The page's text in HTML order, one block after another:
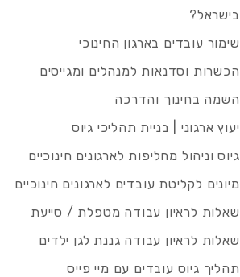
בישראל?
שימור עובדים בארגון החינוכי
הכשרות וסדנאות למנהלים ומגייסים
השמה בחינוך והדרכה
יעוץ ארגוני | בניית תהליכי גיוס
גיוס וניהול מחליפות לארגונים חינוכיים
מיונים לקליטת עובדים לארגונים חינוכיים
שאלות לראיון עבודה מטפלת / סייעת
שאלות לראיון עבודה גננת לגן ילדים
תהליך גיוס עובדים עם מיי פייס